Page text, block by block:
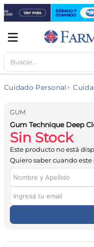
Buscar...
Cuidado Personal
GUM
Gum Technique Deep
Sin Stock
Este producto no está
Quiero saber cuando
TÉRMINOS MÁS
1.
mela b3
2.
cerave limpieza
3.
creatina
4.
loreal
5.
shampoo
6.
proteina
.
ibuprofeno
.
vitamina c